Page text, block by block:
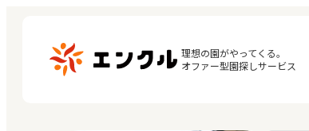
理想の園がやってくる。
オファー型園探しサービス